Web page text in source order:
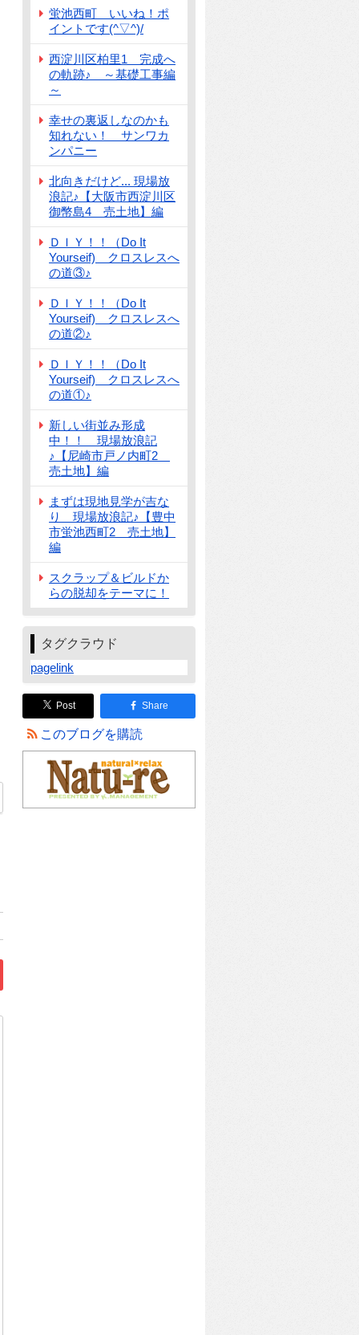
蛍池西町 いいね！ポ
イントです(^▽^)/
西淀川区柏里1 完成へ
の軌跡♪ ～基礎工事編
～
幸せの裏返しなのかも
知れない！ サンワカ
ンパニー
北向きだけど... 現場放
浪記♪【大阪市西淀川区
御幣島4 売土地】編
ＤＩＹ！！（Do It
Yourseif) クロスレスへ
の道③♪
ＤＩＹ！！（Do It
Yourseif) クロスレスへ
の道②♪
ＤＩＹ！！（Do It
Yourseif) クロスレスへ
の道①♪
新しい街並み形成
中！！ 現場放浪記
♪【尼崎市戸ノ内町2
売土地】編
まずは現地見学が吉な
り 現場放浪記♪【豊中
市蛍池西町2 売土地】
編
スクラップ＆ビルドか
らの脱却をテーマに！
タグクラウド
pagelink
Post Share
このブログを購読